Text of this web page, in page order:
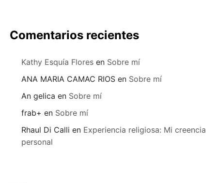
Comentarios recientes
Kathy Esquía Flores en Sobre mí
ANA MARIA CAMAC RIOS en Sobre mí
An gelica en Sobre mí
frab+ en Sobre mí
Rhaul Di Calli en Experiencia religiosa: Mi creencia
personal